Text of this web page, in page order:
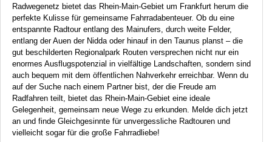
Radwegenetz bietet das Rhein-Main-Gebiet um Frankfurt herum die
perfekte Kulisse für gemeinsame Fahrradabenteuer. Ob du eine
entspannte Radtour entlang des Mainufers, durch weite Felder,
entlang der Auen der Nidda oder hinauf in den Taunus planst – die
gut beschilderten Regionalpark Routen versprechen nicht nur ein
enormes Ausflugspotenzial in vielfältige Landschaften, sondern sind
auch bequem mit dem öffentlichen Nahverkehr erreichbar. Wenn du
auf der Suche nach einem Partner bist, der die Freude am
Radfahren teilt, bietet das Rhein-Main-Gebiet eine ideale
Gelegenheit, gemeinsam neue Wege zu erkunden. Melde dich jetzt
an und finde Gleichgesinnte für unvergessliche Radtouren und
vielleicht sogar für die große Fahrradliebe!